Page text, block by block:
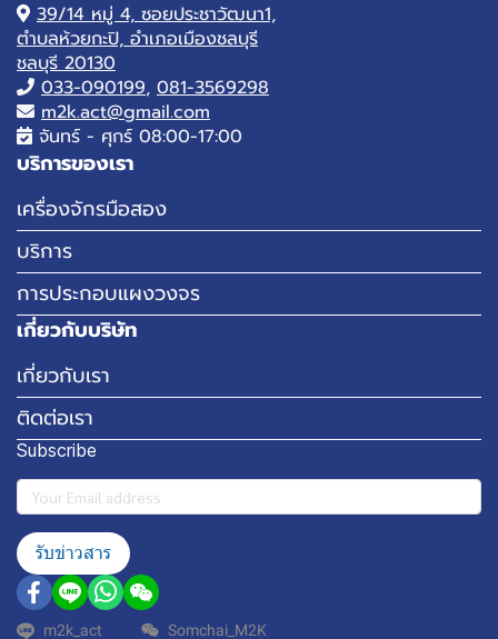
39/14 หมู่ 4, ซอยประชาวัฒนา1,
ตำบลห้วยกะปิ, อำเภอเมืองชลบุรี
ชลบุรี 20130
033-090199, 081-3569298
m2k.act@gmail.com
จันทร์ - ศุกร์ 08:00-17:00
บริการของเรา
เครื่องจักรมือสอง
บริการ
การประกอบแผงวงจร
เกี่ยวกับบริษัท
เกี่ยวกับเรา
ติดต่อเรา
Subscribe
รับข่าวสาร
m2k_act Somchai_M2K